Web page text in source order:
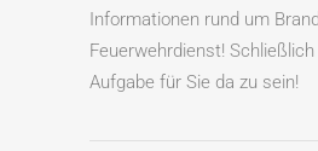
Informationen rund um
Feuerwehrdienst!
Aufgabe für Sie da zu sein!